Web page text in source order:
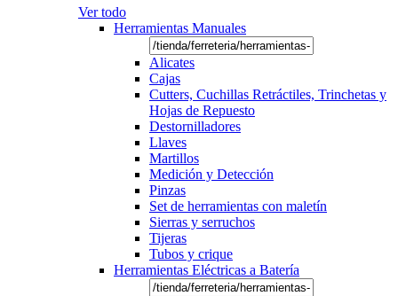
Ver todo
Herramientas Manuales
Alicates
Cajas
Cutters, Cuchillas Retráctiles, Trinchetas y
Hojas de Repuesto
Destornilladores
Llaves
Martillos
Medición y Detección
Pinzas
Set de herramientas con maletín
Sierras y serruchos
Tijeras
Tubos y crique
Herramientas Eléctricas a Batería